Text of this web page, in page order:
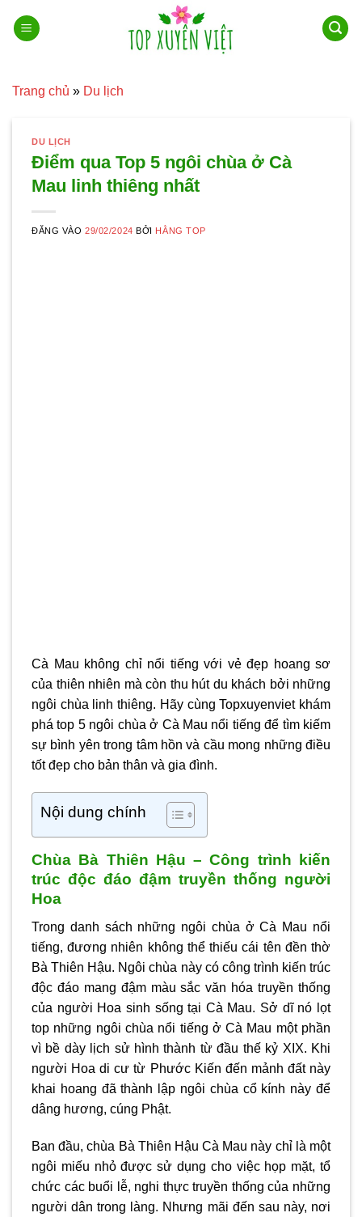
qua
Trang chủ » Du lịch
DU LỊCH
Điểm qua Top 5 ngôi chùa ở Cà
Mau linh thiêng nhất
ĐĂNG VÀO29/02/2024 BỞI HẰNG TOP
Cà Mau không chỉ nổi tiếng với vẻ đẹp hoang sơ
của thiên nhiên mà còn thu hút du khách bởi những
ngôi chùa linh thiêng. Hãy cùng Topxuyenviet khám
phá top 5 ngôi chùa ở Cà Mau nổi tiếng để tìm kiếm
sự bình yên trong tâm hồn và cầu mong những điều
tốt đẹp cho bản thân và gia đình.
Nội dung chính
Chùa Bà Thiên Hậu – Công trình kiến
trúc độc đáo đậm truyền thống người
Hoa
Trong danh sách những ngôi chùa ở Cà Mau nổi
tiếng, đương nhiên không thể thiếu cái tên đền thờ
Bà Thiên Hậu. Ngôi chùa này có công trình kiến trúc
độc đáo mang đậm màu sắc văn hóa truyền thống
của người Hoa sinh sống tại Cà Mau. Sở dĩ nó lọt
top những ngôi chùa nổi tiếng ở Cà Mau một phần
vì bề dày lịch sử hình thành từ đầu thế kỷ XIX. Khi
người Hoa di cư từ Phước Kiến đến mảnh đất này
khai hoang đã thành lập ngôi chùa cổ kính này để
dâng hương, cúng Phật.
Ban đầu, chùa Bà Thiên Hậu Cà Mau này chỉ là một
ngôi miếu nhỏ được sử dụng cho việc họp mặt, tổ
chức các buổi lễ, nghi thực truyền thống của những
người dân trong làng. Nhưng mãi đến sau này, nơi